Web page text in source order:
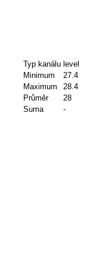
Typ kanálu level
Minimum
27.4
Maximum
28.4
Průměr
28
Suma
-